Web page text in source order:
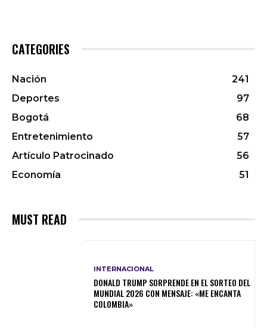
CATEGORIES
Nación
241
Deportes
97
Bogotá
68
Entretenimiento
57
Artículo Patrocinado
56
Economía
51
MUST READ
INTERNACIONAL
DONALD TRUMP SORPRENDE EN EL SORTEO DEL
MUNDIAL 2026 CON MENSAJE: «ME ENCANTA
COLOMBIA»